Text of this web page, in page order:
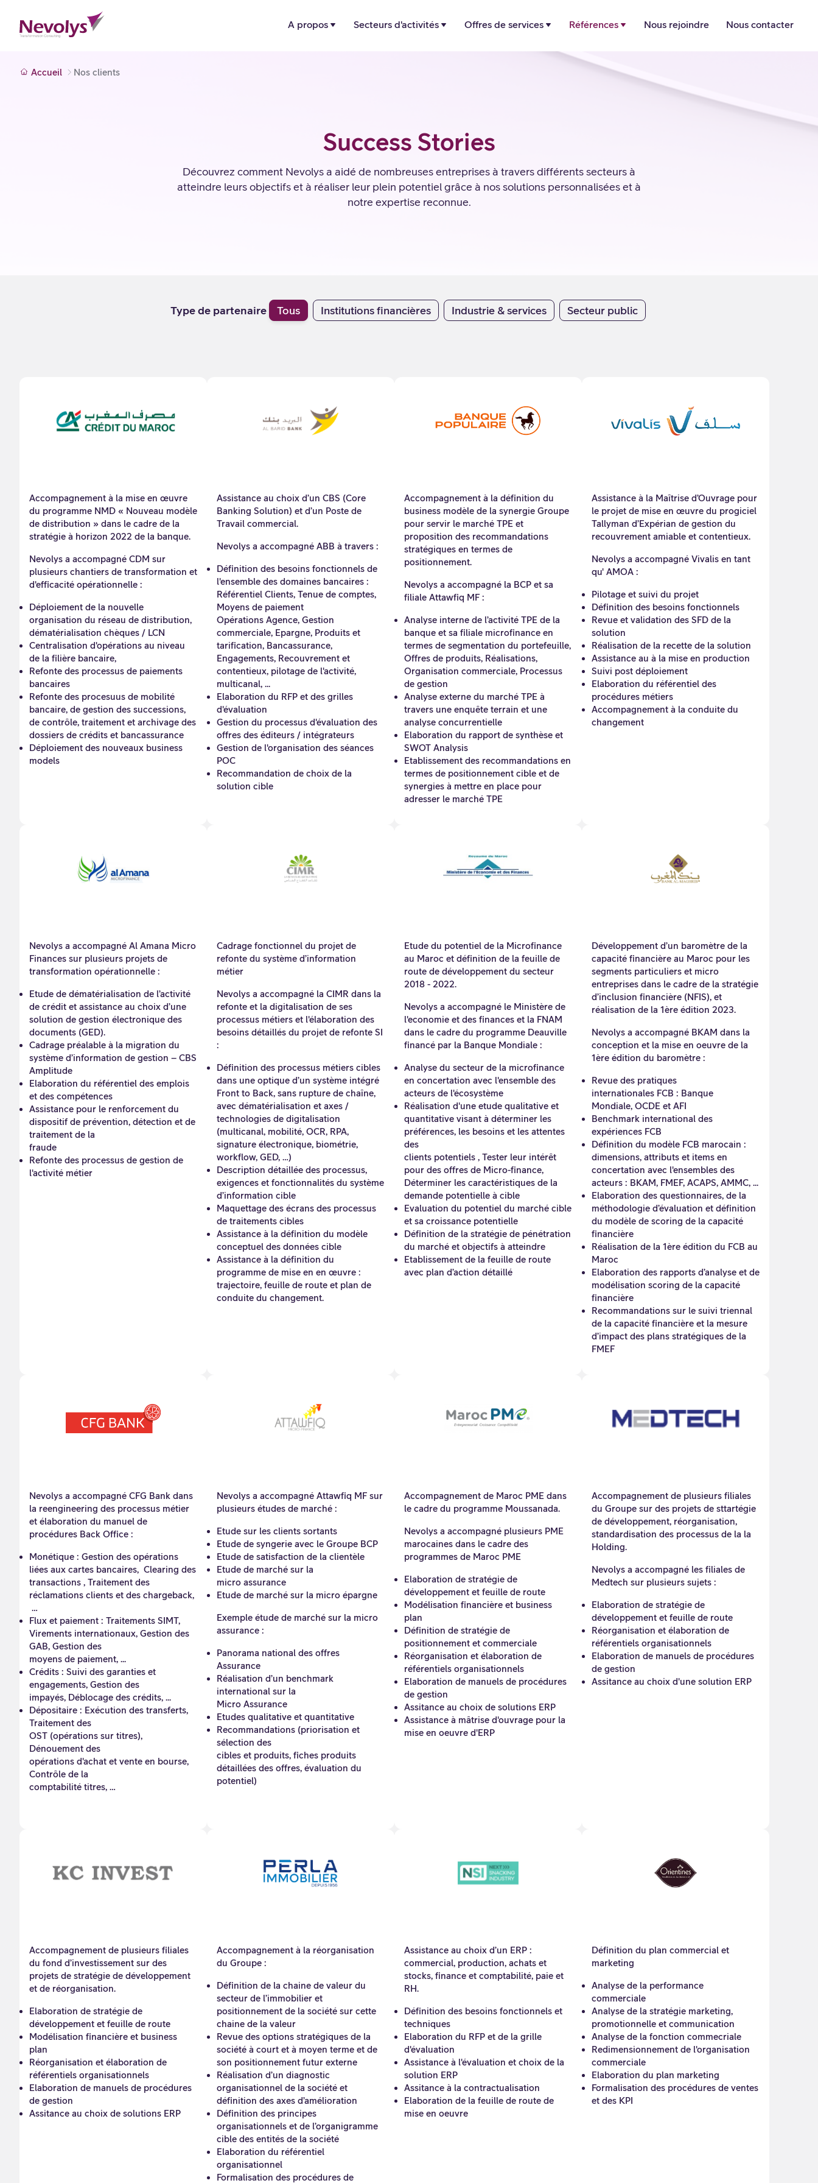
A propos Secteurs d'activités Offres de services Références Nous rejoindre Nous contacter
Accueil Nos clients
Success Stories
Découvrez comment Nevolys a aidé de nombreuses entreprises à travers différents secteurs à
atteindre leurs objectifs et à réaliser leur plein potentiel grâce à nos solutions personnalisées et à
notre expertise reconnue.
Type de partenaire Tous Institutions financières Industrie & services Secteur public
Accompagnement à la mise en œuvre
du programme NMD « Nouveau modèle
de distribution » dans le cadre de la
stratégie à horizon 2022 de la banque.
Nevolys a accompagné CDM sur
plusieurs chantiers de transformation et
d'efficacité opérationnelle :
Déploiement de la nouvelle
organisation du réseau de distribution,
dématérialisation chèques / LCN
Centralisation d'opérations au niveau
de la filière bancaire,
Refonte des processus de paiements
bancaires
Refonte des procesuus de mobilité
bancaire, de gestion des successions,
de contrôle, traitement et archivage des
dossiers de crédits et bancassurance
Déploiement des nouveaux business
models
Assistance au choix d’un CBS (Core
Banking Solution) et d’un Poste de
Travail commercial.
Nevolys a accompagné ABB à travers :
Définition des besoins fonctionnels de
l'ensemble des domaines bancaires :
Référentiel Clients, Tenue de comptes,
Moyens de paiement
Opérations Agence, Gestion
commerciale, Epargne, Produits et
tarification, Bancassurance,
Engagements, Recouvrement et
contentieux, pilotage de l'activité,
multicanal, ...
Elaboration du RFP et des grilles
d'évaluation
Gestion du processus d'évaluation des
offres des éditeurs / intégrateurs
Gestion de l'organisation des séances
POC
Recommandation de choix de la
solution cible
Accompagnement à la définition du
business modèle de la synergie Groupe
pour servir le marché TPE et
proposition des recommandations
stratégiques en termes de
positionnement.
Nevolys a accompagné la BCP et sa
filiale Attawfiq MF :
Analyse interne de l’activité TPE de la
banque et sa filiale microfinance en
termes de segmentation du portefeuille,
Offres de produits, Réalisations,
Organisation commerciale, Processus
de gestion
Analyse externe du marché TPE à
travers une enquête terrain et une
analyse concurrentielle
Elaboration du rapport de synthèse et
SWOT Analysis
Etablissement des recommandations en
termes de positionnement cible et de
synergies à mettre en place pour
adresser le marché TPE
Assistance à la Maîtrise d’Ouvrage pour
le projet de mise en œuvre du progiciel
Tallyman d’Expérian de gestion du
recouvrement amiable et contentieux.
Nevolys a accompagné Vivalis en tant
qu' AMOA :
Pilotage et suivi du projet
Définition des besoins fonctionnels
Revue et validation des SFD de la
solution
Réalisation de la recette de la solution
Assistance au à la mise en production
Suivi post déploiement
Elaboration du référentiel des
procédures métiers
Accompagnement à la conduite du
changement
Nevolys a accompagné Al Amana Micro
Finances sur plusieurs projets de
transformation opérationnelle :
Etude de dématérialisation de l’activité
de crédit et assistance au choix d’une
solution de gestion électronique des
documents (GED).
Cadrage préalable à la migration du
système d’information de gestion – CBS
Amplitude
Elaboration du référentiel des emplois
et des compétences
Assistance pour le renforcement du
dispositif de prévention, détection et de
traitement de la
fraude
Refonte des processus de gestion de
l'activité métier
Cadrage fonctionnel du projet de
refonte du système d’information
métier
Nevolys a accompagné la CIMR dans la
refonte et la digitalisation de ses
processus métiers et l'élaboration des
besoins détaillés du projet de refonte SI
:
Définition des processus métiers cibles
dans une optique d’un système intégré
Front to Back, sans rupture de chaîne,
avec dématérialisation et axes /
technologies de digitalisation
(multicanal, mobilité, OCR, RPA,
signature électronique, biométrie,
workflow, GED, …)
Description détaillée des processus,
exigences et fonctionnalités du système
d’information cible
Maquettage des écrans des processus
de traitements cibles
Assistance à la définition du modèle
conceptuel des données cible
Assistance à la définition du
programme de mise en en œuvre :
trajectoire, feuille de route et plan de
conduite du changement.
Etude du potentiel de la Microfinance
au Maroc et définition de la feuille de
route de développement du secteur
2018 - 2022.
Nevolys a accompagné le Ministère de
l'economie et des finances et la FNAM
dans le cadre du programme Deauville
financé par la Banque Mondiale :
Analyse du secteur de la microfinance
en concertation avec l'ensemble des
acteurs de l'écosystème
Réalisation d'une etude qualitative et
quantitative visant à déterminer les
préférences, les besoins et les attentes
des
clients potentiels , Tester leur intérêt
pour des offres de Micro-finance,
Déterminer les caractéristiques de la
demande potentielle à cible
Evaluation du potentiel du marché cible
et sa croissance potentielle
Définition de la stratégie de pénétration
du marché et objectifs à atteindre
Etablissement de la feuille de route
avec plan d’action détaillé
Développement d’un baromètre de la
capacité financière au Maroc pour les
segments particuliers et micro
entreprises dans le cadre de la stratégie
d’inclusion financière (NFIS), et
réalisation de la 1ère édition 2023.
Nevolys a accompagné BKAM dans la
conception et la mise en oeuvre de la
1ère édition du baromètre :
Revue des pratiques
internationales FCB : Banque
Mondiale, OCDE et AFI
Benchmark international des
expériences FCB
Définition du modèle FCB marocain :
dimensions, attributs et items en
concertation avec l'ensembles des
acteurs : BKAM, FMEF, ACAPS, AMMC, ...
Elaboration des questionnaires, de la
méthodologie d’évaluation et définition
du modèle de scoring de la capacité
financière
Réalisation de la 1ère édition du FCB au
Maroc
Elaboration des rapports d’analyse et de
modélisation scoring de la capacité
financière
Recommandations sur le suivi triennal
de la capacité financière et la mesure
d’impact des plans stratégiques de la
FMEF
Nevolys a accompagné CFG Bank dans
la reengineering des processus métier
et élaboration du manuel de
procédures Back Office :
Monétique : Gestion des opérations
liées aux cartes bancaires, Clearing des
transactions , Traitement des
réclamations clients et des chargeback,
…
Flux et paiement : Traitements SIMT,
Virements internationaux, Gestion des
GAB, Gestion des
moyens de paiement, ...
Crédits : Suivi des garanties et
engagements, Gestion des
impayés, Déblocage des crédits, ...
Dépositaire : Exécution des transferts,
Traitement des
OST (opérations sur titres),
Dénouement des
opérations d'achat et vente en bourse,
Contrôle de la
comptabilité titres, …
Nevolys a accompagné Attawfiq MF sur
plusieurs études de marché :
Etude sur les clients sortants
Etude de syngerie avec le Groupe BCP
Etude de satisfaction de la clientèle
Etude de marché sur la
micro assurance
Etude de marché sur la micro épargne
Exemple étude de marché sur la micro
assurance :
Panorama national des offres
Assurance
Réalisation d’un benchmark
international sur la
Micro Assurance
Etudes qualitative et quantitative
Recommandations (priorisation et
sélection des
cibles et produits, fiches produits
détaillées des offres, évaluation du
potentiel)
Accompagnement de Maroc PME dans
le cadre du programme Moussanada.
Nevolys a accompagné plusieurs PME
marocaines dans le cadre des
programmes de Maroc PME
Elaboration de stratégie de
développement et feuille de route
Modélisation financière et business
plan
Définition de stratégie de
positionnement et commerciale
Réorganisation et élaboration de
référentiels organisationnels
Elaboration de manuels de procédures
de gestion
Assitance au choix de solutions ERP
Assistance à mâtrise d'ouvrage pour la
mise en oeuvre d'ERP
Accompagnement de plusieurs filiales
du Groupe sur des projets de sttartégie
de développement, réorganisation,
standardisation des processus de la la
Holding.
Nevolys a accompagné les filiales de
Medtech sur plusieurs sujets :
Elaboration de stratégie de
développement et feuille de route
Réorganisation et élaboration de
référentiels organisationnels
Elaboration de manuels de procédures
de gestion
Assitance au choix d'une solution ERP
Accompagnement de plusieurs filiales
du fond d’investissement sur des
projets de stratégie de développement
et de réorganisation.
Elaboration de stratégie de
développement et feuille de route
Modélisation financière et business
plan
Réorganisation et élaboration de
référentiels organisationnels
Elaboration de manuels de procédures
de gestion
Assitance au choix de solutions ERP
Accompagnement à la réorganisation
du Groupe :
Définition de la chaine de valeur du
secteur de l’immobilier et
positionnement de la société sur cette
chaine de la valeur
Revue des options stratégiques de la
société à court et à moyen terme et de
son positionnement futur externe
Réalisation d’un diagnostic
organisationnel de la société et
définition des axes d’amélioration
Définition des principes
organisationnels et de l’organigramme
cible des entités de la société
Elaboration du référentiel
organisationnel
Formalisation des procédures de
Assistance au choix d’un ERP :
commercial, production, achats et
stocks, finance et comptabilité, paie et
RH.
Définition des besoins fonctionnels et
techniques
Elaboration du RFP et de la grille
d'évaluation
Assistance à l'évaluation et choix de la
solution ERP
Assitance à la contractualisation
Elaboration de la feuille de route de
mise en oeuvre
Définition du plan commercial et
marketing
Analyse de la performance
commerciale
Analyse de la stratégie marketing,
promotionnelle et communication
Analyse de la fonction commecriale
Redimensionnement de l'organisation
commerciale
Elaboration du plan marketing
Formalisation des procédures de ventes
et des KPI